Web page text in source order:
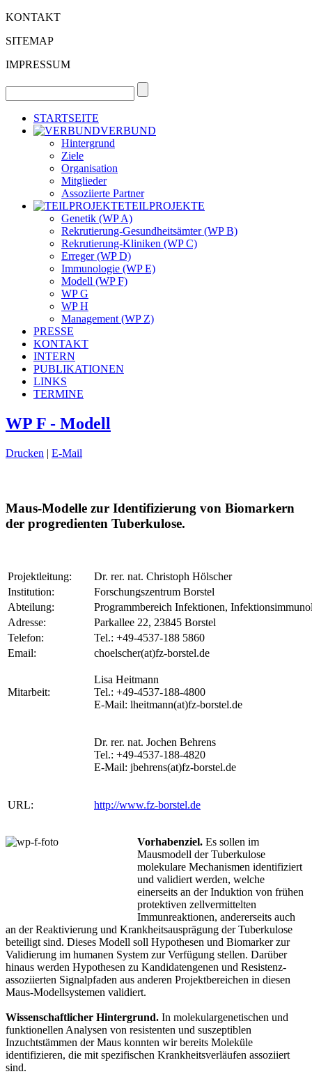
KONTAKT
SITEMAP
IMPRESSUM
STARTSEITE
VERBUND
Hintergrund
Ziele
Organisation
Mitglieder
Assoziierte Partner
TEILPROJEKTE
Genetik (WP A)
Rekrutierung-Gesundheitsämter (WP B)
Rekrutierung-Kliniken (WP C)
Erreger (WP D)
Immunologie (WP E)
Modell (WP F)
WP G
WP H
Management (WP Z)
PRESSE
KONTAKT
INTERN
PUBLIKATIONEN
LINKS
TERMINE
WP F - Modell
Drucken | E-Mail
Maus-Modelle zur Identifizierung von Biomarkern
der progredienten Tuberkulose.
Projektleitung:
Dr. rer. nat. Christoph Hölscher
Institution:
Forschungszentrum Borstel
Abteilung:
Programmbereich Infektionen,
Adresse:
Parkallee 22, 23845 Borstel
Telefon:
Tel.: +49-4537-188 5860
Email:
choelscher(at)fz-borstel.de
Mitarbeit:
Lisa Heitmann
Tel.: +49-4537-188-4800
E-Mail: lheitmann(at)fz-borstel.de
Dr. rer. nat. Jochen Behrens
Tel.: +49-4537-188-4820
E-Mail: jbehrens(at)fz-borstel.de
URL: http://www.fz-borstel.de
Vorhabenziel. Es sollen im
Mausmodell der Tuberkulose
molekulare Mechanismen identifiziert
und validiert werden, welche
einerseits an der Induktion von frühen
protektiven zellvermittelten
Immunreaktionen, andererseits auch
an der Reaktivierung und Krankheitsausprägung der Tuberkulose
beteiligt sind. Dieses Modell soll Hypothesen und Biomarker zur
Validierung im humanen System zur Verfügung stellen. Darüber
hinaus werden Hypothesen zu Kandidatengenen und Resistenz-
assoziierten Signalpfaden aus anderen Projektbereichen in diesen
Maus-Modellsystemen validiert.
Wissenschaftlicher Hintergrund. In molekulargenetischen und
funktionellen Analysen von resistenten und suszeptiblen
Inzuchtstämmen der Maus konnten wir bereits Moleküle
identifizieren, die mit spezifischen Krankheitsverläufen assoziiert
sind.